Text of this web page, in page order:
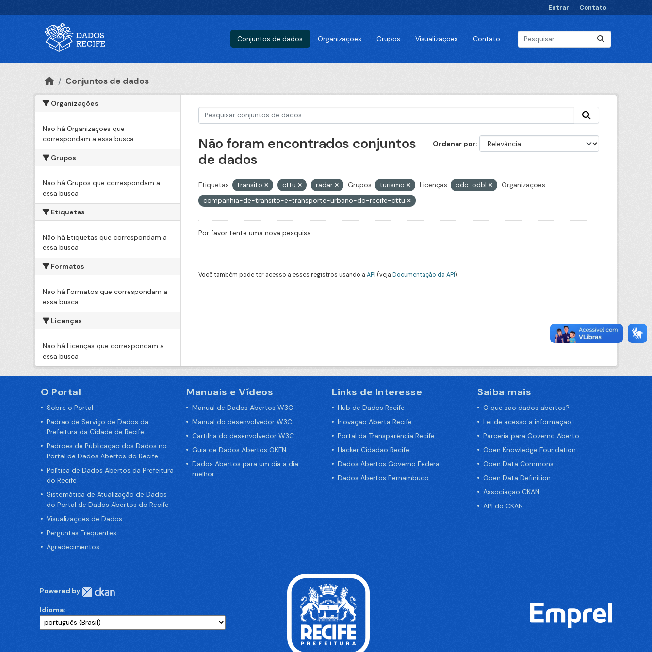
Entrar Contato
Conjuntos de dados Organizações Grupos Visualizações Contato
Conjuntos de dados
Organizações
Não há Organizações que
correspondam a essa busca
Grupos
Não há Grupos que correspondam a
essa busca
Etiquetas
Não há Etiquetas que correspondam a
essa busca
Formatos
Não há Formatos que correspondam a
essa busca
Licenças
Não há Licenças que correspondam a
essa busca
Ordenar por
Não foram encontrados conjuntos
de dados
Etiquetas: transito cttu radar Grupos: turismo Licenças: odc-odbl
Organizações:
companhia-de-transito-e-transporte-urbano-do-recife-cttu
Por favor tente uma nova pesquisa.
Você também pode ter acesso a esses registros usando a API (veja Documentação da API).
O Portal
Sobre o Portal
Padrão de Serviço de Dados da
Prefeitura da Cidade de Recife
Padrões de Publicação dos Dados no
Portal de Dados Abertos do Recife
Política de Dados Abertos da Prefeitura
do Recife
Sistemática de Atualização de Dados
do Portal de Dados Abertos do Recife
Visualizações de Dados
Perguntas Frequentes
Agradecimentos
Manuais e Vídeos
Manual de Dados Abertos W3C
Manual do desenvolvedor W3C
Cartilha do desenvolvedor W3C
Guia de Dados Abertos OKFN
Dados Abertos para um dia a dia
melhor
Links de Interesse
Hub de Dados Recife
Inovação Aberta Recife
Portal da Transparência Recife
Hacker Cidadão Recife
Dados Abertos Governo Federal
Dados Abertos Pernambuco
Saiba mais
O que são dados abertos?
Lei de acesso a informação
Parceria para Governo Aberto
Open Knowledge Foundation
Open Data Commons
Open Data Definition
Associação CKAN
API do CKAN
Powered by
Idioma